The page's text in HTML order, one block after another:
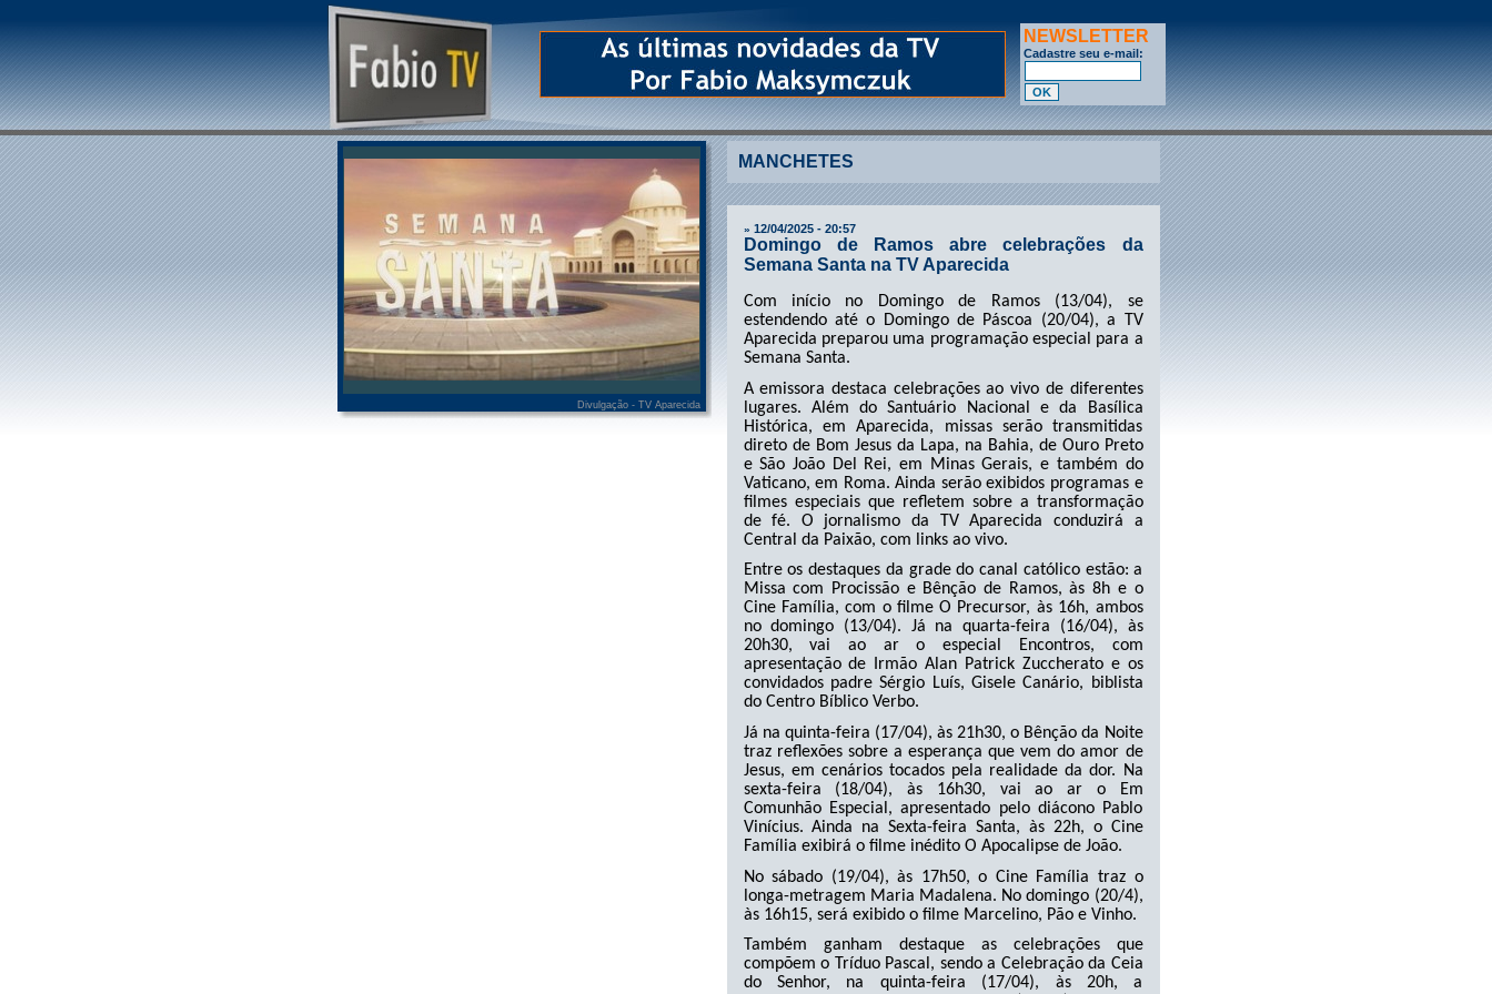
NEWSLETTER
Cadastre seu e-mail:
Divulgação - TV Aparecida
MANCHETES
» 12/04/2025 - 20:57
Domingo de Ramos abre celebrações da
Semana Santa na TV Aparecida
Com início no Domingo de Ramos (13/04), se
estendendo até o Domingo de Páscoa (20/04), a TV
Aparecida preparou uma programação especial para a
Semana Santa.
A emissora destaca celebrações ao vivo de diferentes
lugares. Além do Santuário Nacional e da Basílica
Histórica, em Aparecida, missas serão transmitidas
direto de Bom Jesus da Lapa, na Bahia, de Ouro Preto
e São João Del Rei, em Minas Gerais, e também do
Vaticano, em Roma. Ainda serão exibidos programas e
filmes especiais que refletem sobre a transformação
de fé. O jornalismo da TV Aparecida conduzirá a
Central da Paixão, com links ao vivo.
Entre os destaques da grade do canal católico estão: a
Missa com Procissão e Bênção de Ramos, às 8h e o
Cine Família, com o filme O Precursor, às 16h, ambos
no domingo (13/04). Já na quarta-feira (16/04), às
20h30, vai ao ar o especial Encontros, com
apresentação de Irmão Alan Patrick Zuccherato e os
convidados padre Sérgio Luís, Gisele Canário, biblista
do Centro Bíblico Verbo.
Já na quinta-feira (17/04), às 21h30, o Bênção da Noite
traz reflexões sobre a esperança que vem do amor de
Jesus, em cenários tocados pela realidade da dor. Na
sexta-feira (18/04), às 16h30, vai ao ar o Em
Comunhão Especial, apresentado pelo diácono Pablo
Vinícius. Ainda na Sexta-feira Santa, às 22h, o Cine
Família exibirá o filme inédito O Apocalipse de João.
No sábado (19/04), às 17h50, o Cine Família traz o
longa-metragem Maria Madalena. No domingo (20/4),
às 16h15, será exibido o filme Marcelino, Pão e Vinho.
Também ganham destaque as celebrações que
compõem o Tríduo Pascal, sendo a Celebração da Ceia
do Senhor, na quinta-feira (17/04), às 20h, a